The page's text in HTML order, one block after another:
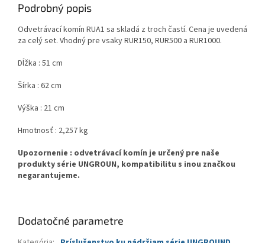
Podrobný popis
Odvetrávací komín RUA1 sa skladá z troch častí. Cena je uvedená
za celý set. Vhodný pre vsaky RUR150, RUR500 a RUR1000.
Dĺžka : 51 cm
Šírka : 62 cm
Výška : 21 cm
Hmotnosť : 2,257 kg
Upozornenie : odvetrávací komín je určený pre naše
produkty série UNGROUN, kompatibilitu s inou značkou
negarantujeme.
Dodatočné parametre